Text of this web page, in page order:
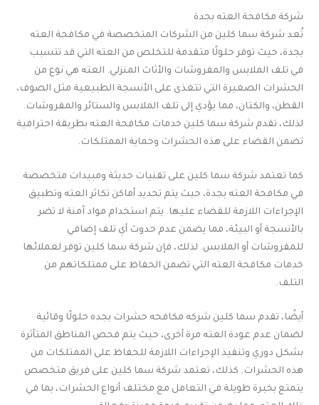
شركة مكافحة العته بجدة
تُعد شركة سما كلين من الشركات المتخصصة في مكافحة العته
بجدة، حيث توفر حلولًا متقدمة للتخلص من العته التي قد تتسبب
في تلف الملابس والمفروشات والأثاث المنزلي. العته هي نوع من
الحشرات الصغيرة التي تتغذى على الأنسجة الطبيعية مثل الصوف،
القطن، والكتان، مما يؤدي إلى تلف الملابس والستائر والمفروشات.
لذلك، تقدم شركة سما كلين خدمات مكافحة العته بطريقة احترافية
تضمن القضاء على هذه الحشرات وحماية الممتلكات.
كما تعتمد شركة سما كلين على تقنيات حديثة ومبيدات متخصصة
في مكافحة العته بجدة، حيث يتم تحديد أماكن تكاثر العته وتطبيق
الإجراءات اللازمة للقضاء عليها. يتم استخدام مواد آمنة لا تضر
بالأنسجة أو البيئة، مما يضمن عدم حدوث أي تلف إضافي
للمفروشات أو الملابس. لذلك، فإن شركة سما كلين توفر لعملائها
خدمات مكافحة العته التي تضمن الحفاظ على ممتلكاتهم من
التلف.
أيضًا، تقدم سما كلين شركه مكافحه حشرات بجده حلولًا وقائية
لضمان عدم عودة العته مرة أخرى، حيث يتم فحص المناطق المتأثرة
بشكل دوري وتنفيذ الإجراءات اللازمة للحفاظ على الممتلكات من
هذه الحشرات. كذلك، تعتمد شركة سما كلين على فريق متخصص
يتمتع بخبرة طويلة في التعامل مع مختلف أنواع الحشرات، بما في